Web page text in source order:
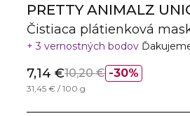
PRETTY ANIMALZ
Čistiaca plátienková
3 vernostných bodov
30%
7,14 €10,20 €
31,45 € / 100 g